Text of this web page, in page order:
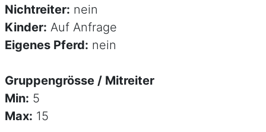
Nichtreiter: nein
Kinder: Auf Anfrage
Eigenes Pferd: nein
Gruppengrösse / Mitreiter
Min: 5
Max: 15